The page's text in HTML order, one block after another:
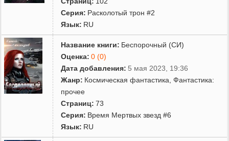
Серия: Расколотый трон #2
Язык: RU
Название книги: Беспорочный (СИ)
Оценка: 0 (0)
Дата добавления: 5 мая 2023, 19:36
Жанр: Космическая фантастика ,Фантастика:
прочее
Страниц: 73
Серия: Время Мертвых звезд #6
Язык: RU